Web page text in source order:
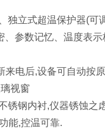
独立式超温保护器(可
参数记忆、温度表
电后,设备可自动按
视窗
锈钢内衬,仪器锈蚀之
能,控温可靠.